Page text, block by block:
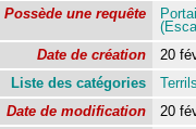
Possède une requête
Date de création
20
Liste des catégories
Date de modification
20